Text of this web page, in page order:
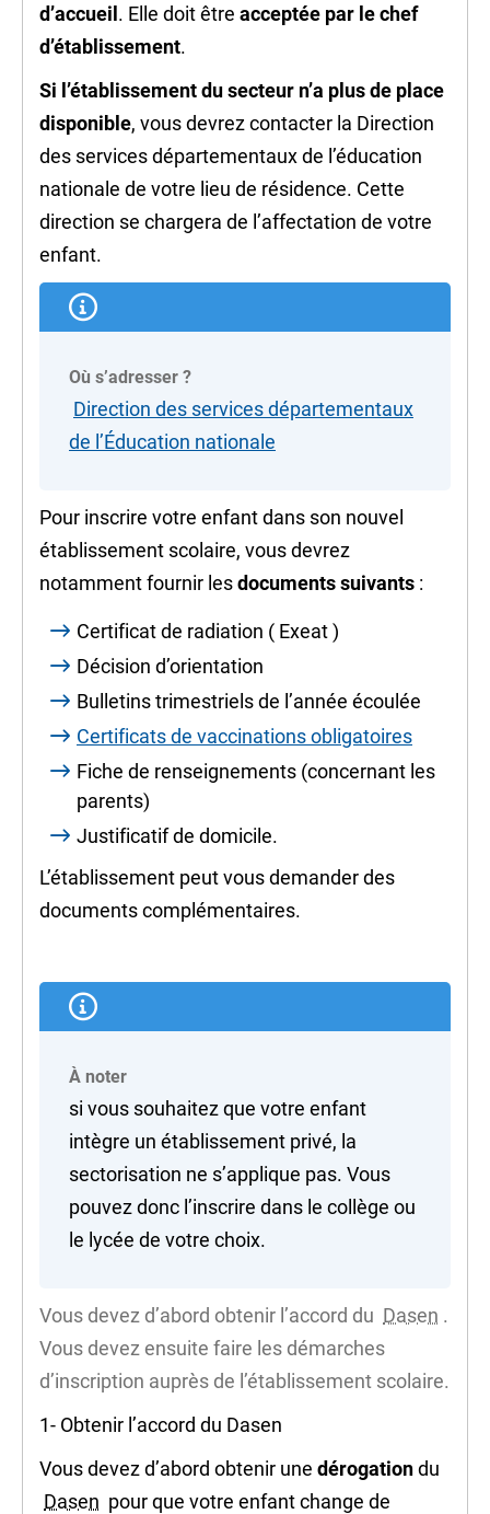
d’accuei . Elle doit être acceptée par le chef
d’établissement.
Si l’établissement du secteur n’a plus de place
disponible, vous devrez contacter la Direction
des services départementaux de l’éducation
nationale de votre lieu de résidence. Cette
direction se chargera de l’affectation de votre
enfant.
Où s’adresser ?
Direction des services départementaux
de l’Éducation nationale
Pour inscrire votre enfant dans son nouvel
établissement scolaire, vous devrez
notamment fournir lesdocuments suivants :
Certificat de radiation ( Exeat)
Décision d’orientation
Bulletins trimestriels de l’année écoulée
Certificats de vaccinations obligatoires
Fiche de renseignements (concernant les
parents)
Justificatif de domicile.
L’établissement peut vous demander des
documents complémentaires.
À noter
si vous souhaitez que votre enfant
intègre un établissement privé, la
sectorisation ne s’applique pas. Vous
pouvez donc l’inscrire dans le collège ou
le lycée de votre choix.
Vous devez d’abord obtenir l’accord du Dasen .
Vous devez ensuite faire les démarches
d’inscription auprès de l’établissement scolaire.
1- Obtenir l’accord du Dasen
Vous devez d’abord obtenir une dérogationdu
Dasen pour que votre enfant change de